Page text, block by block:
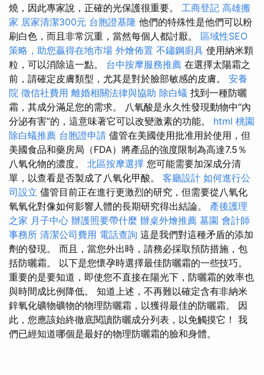
燒，因此專家說，正確的光保護很重要。 工商登記 高雄搬
家 居家清潔300元 台胞證基隆 他們的特殊性是他們可以粉
刷白色，而且非常沉重，當然每個人都討厭。 區域性SEO
策略，助您贏得在地市場 外燴佈置 不鏽鋼廚具 使用納米顆
粒，可以消除這一點。 台中按摩服務推薦 在選擇太陽霜之
前，請確定皮膚類型，尤其是對於臉部敏感的皮膚。 安養
院 徵信社費用 離婚相關法律與協助 除白蟻 找到一種防曬
霜，其成分滿足您的需求。 八氧酸是永久性發現動物中“內
分泌有害”的，這意味著它可以改變激素的功能。 html 桃園
除白蟻推薦 台胞證申請 儘管在美國使用批准用於使用，但
美國食品和藥房局（FDA）將產品的強度限制為高達7.5％
八氧化物的濃度。 北區按摩選擇 您可能需要加深成分清
單，以查看是否製成了八氧化甲酸。 客廳設計 如何進行公
司設立 儘管目前正在進行更激烈的研究，但需要從八氧化
氧氧化對像如何影響人體的長期研究得出結論。 產後護理
之家 月子中心 辦護照要帶什麼 辦桌外燴推薦 墓園 會計師
事務所 清潔公司費用 電話查詢 這是我們對這種矛盾的添加
劑的發現。 而且，當您外出時，請務必採取預防措施，包
括防曬霜。 以下是您懷孕時選擇最佳防曬霜的一些技巧。
重要的是要知道，即使您不直接在陽光下，防曬霜的效率也
與時間成比例降低。 知道上述，不再難以確定含有非納米
鋅氧化礦物礦物的物理防曬霜，以獲得最佳的防曬霜。 因
此，您應該始終徹底閱讀防曬成分列表，以免觸摸它！ 我
們已經知道哪個是最好的物理防曬霜的臉和身體。